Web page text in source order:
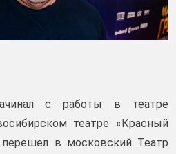
с работы в театре
театре «Красный
в московский Театр